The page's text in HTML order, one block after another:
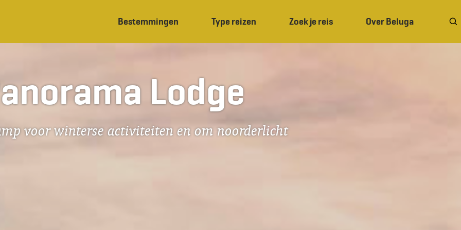
Bestemmingen Type reizen Zoek je reis Over Beluga
Lodge
voor winterse activiteiten en om noorderlicht